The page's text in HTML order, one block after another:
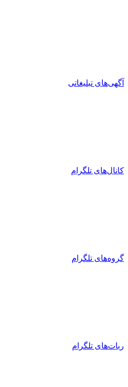
آگهی‌های تبلیغاتی
کانال‌های تلگرام
گروه‌های تلگرام
ربات‌های تلگرام